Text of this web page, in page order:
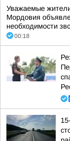
Уважаемые
Мордовия
необходимости
00:18